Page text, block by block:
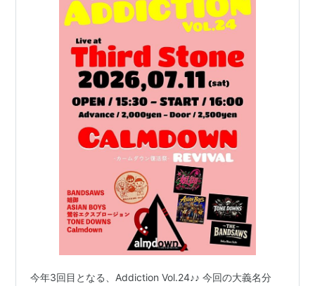
今年3回目となる、Addiction Vol.24♪♪ 今回の大義名分